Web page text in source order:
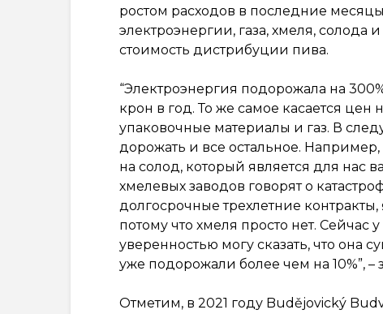
ростом расходов в последние
электроэнергии, газа, хмеля, солода
стоимость дистрибуции пива.
“Электроэнергия подорожала на
крон в год. То же самое касается
упаковочные материалы и газ. В
дорожать и все остальное.
на солод, который является для нас
хмелевых заводов говорят о
долгосрочные трехлетние
потому что хмеля просто нет. Сейчас
уверенностью могу сказать, что она
уже подорожали более чем на 10%”,
Отметим, в 2021 году Budějovický